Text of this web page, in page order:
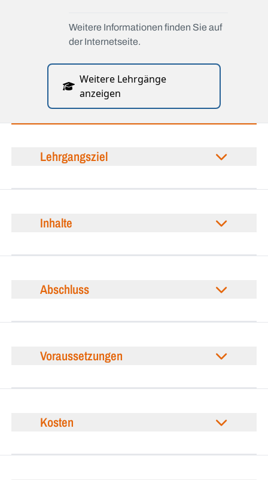
Weitere Informationen finden Sie auf
der Internetseite.
Weitere Lehrgänge
anzeigen
Lehrgangsziel
Inhalte
Abschluss
Voraussetzungen
Kosten